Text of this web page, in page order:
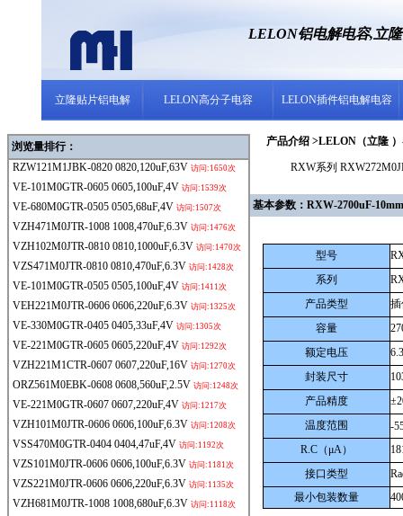
LELON铝电解电容,立
立隆贴片铝电解 LELON高分子电容 LELON插件铝电解电容
浏览量排行：
RZW121M1JBK-0820 0820,120uF,63V 访问:1650次
VE-101M0GTR-0605 0605,100uF,4V 访问:1539次
VE-680M0GTR-0505 0505,68uF,4V 访问:1507次
VZH471M0JTR-1008 1008,470uF,6.3V 访问:1476次
VZH102M0JTR-0810 0810,1000uF,6.3V 访问:1470次
VZS471M0JTR-0810 0810,470uF,6.3V 访问:1428次
VE-101M0GTR-0505 0505,100uF,4V 访问:1411次
VEH221M0JTR-0606 0606,220uF,6.3V 访问:1325次
VE-330M0GTR-0405 0405,33uF,4V 访问:1305次
VE-221M0GTR-0605 0605,220uF,4V 访问:1292次
VZH221M1CTR-0607 0607,220uF,16V 访问:1270次
ORZ561M0EBK-0608 0608,560uF,2.5V 访问:1248次
VE-221M0GTR-0607 0607,220uF,4V 访问:1217次
VZH101M0JTR-0606 0606,100uF,6.3V 访问:1208次
VSS470M0GTR-0404 0404,47uF,4V 访问:1192次
VZS101M0JTR-0606 0606,100uF,6.3V 访问:1181次
VZS221M0JTR-0606 0606,220uF,6.3V 访问:1135次
VZH681M0JTR-1008 1008,680uF,6.3V 访问:1118次
产品介绍 >LELON（立隆
RXW系列
基本参数：RXW-2700uF-
型号
系列
产品类型
容量
额定电压
封装尺寸
产品精度
温度范围
-
R.C （μA）
接口类型
最小包装数量